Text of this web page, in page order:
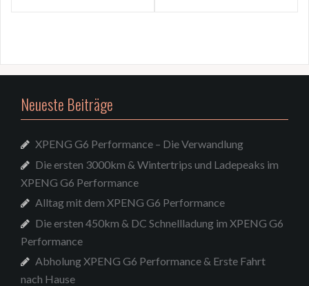
Neueste Beiträge
XPENG G6 Performance – Die Verwandlung
Die ersten 3000km & Wintertrips und Ladepeaks im
XPENG G6 Performance
Alltag mit dem XPENG G6 Performance
Die ersten 450km & DC Schnellladung im XPENG G6
Performance
Abholung XPENG G6 Performance & Erste Fahrt
nach Hause